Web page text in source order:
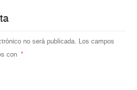
no será publicada. Los campos
con *